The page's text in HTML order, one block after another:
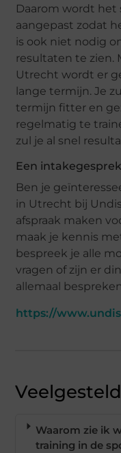
Daarom wordt het
aangepast zodat
is ook niet nodig
resultaten te zien.
Utrecht wordt er
lange termijn. Je
termijn fitter en
regelmatig te
zul je al snel
Een intakegesprek
Ben je
in Utrecht bij
afspraak maken
maak je kennis
bespreek je alle
vragen of zijn er
allemaal
https://
Waarom zie ik
training in de